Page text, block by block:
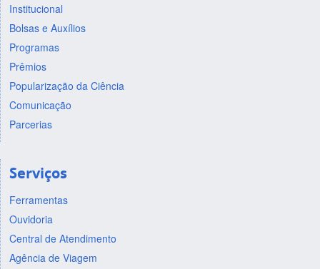
Institucional
Bolsas e Auxílios
Programas
Prêmios
Popularização da Ciência
Comunicação
Parcerias
Serviços
Ferramentas
Ouvidoria
Central de Atendimento
Agência de Viagem